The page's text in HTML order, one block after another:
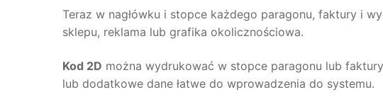
Teraz w nagłówku i stopce każdego paragonu, faktury i
sklepu, reklama lub grafika okolicznościowa.
Kod 2D można wydrukować w stopce paragonu lub
lub dodatkowe dane łatwe do wprowadzenia do systemu.